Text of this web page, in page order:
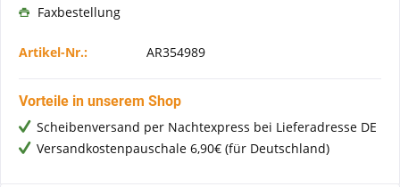
Faxbestellung
Artikel-Nr.: AR354989
Vorteile in unserem Shop
Scheibenversand per Nachtexpress bei Lieferadresse DE
Versandkostenpauschale 6,90€ (für Deutschland)